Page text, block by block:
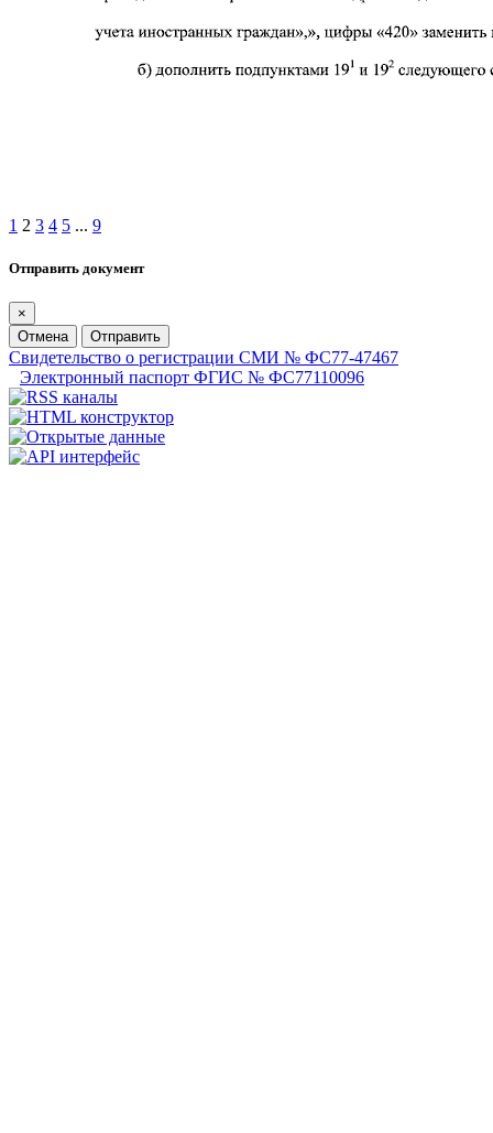
1 2 3 4 5 ... 9
Отправить документ
×
Отмена
Отправить
Свидетельство о регистрации СМИ № ФС77-47467
Электронный паспорт ФГИС № ФС77110096